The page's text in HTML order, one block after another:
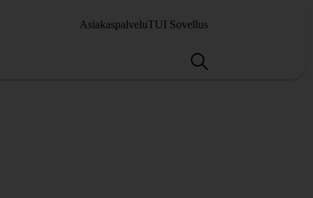
AsiakaspalveluTUI Sovellus